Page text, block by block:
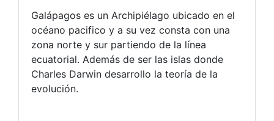
Galápagos es un Archipiélago ubicado en el
océano pacifico y a su vez consta con una
zona norte y sur partiendo de la línea
ecuatorial. Además de ser las islas donde
Charles Darwin desarrollo la teoría de la
evolución.